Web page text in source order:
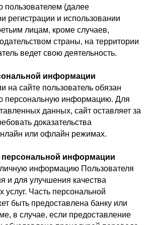
пользователем (далее
регистрации и использовании
лицам, кроме случаев,
страны, на территории
ведет свою деятельность.
информации
на сайте пользователь обязан
персональную информацию. Для
данных, сайт оставляет за
доказательства
или офлайн режимах.
персональной информации
личную информацию Пользователя
и для улучшения качества
услуг. Часть персональной
быть предоставлена банку или
в случае, если предоставление